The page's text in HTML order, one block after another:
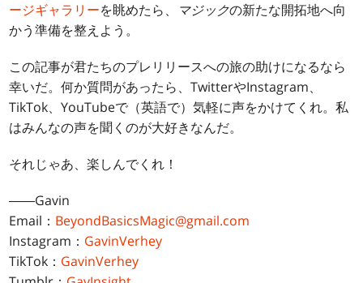
ージギャラリーを眺めたら、 マジックの新たな開拓地へ向
かう準備を整えよう。
この記事が君たちのプレリリースへの旅の助けになるなら
幸いだ。何か質問があったら、TwitterやInstagram、
TikTok、YouTubeで（英語で）気軽に声をかけてくれ。私
はみんなの声を聞くのが大好きなんだ。
それじゃあ、楽しんでくれ！
――Gavin
Email： BeyondBasicsMagic@gmail.com
Instagram： GavinVerhey
TikTok： GavinVerhey